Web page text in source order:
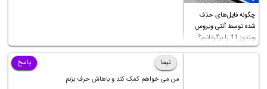
چگونه فایل‌های حذف
شده توسط آنتی ویروس
ویندوز 11 را برگردانیم؟
نیما
من می خواهم کمک کند و باهاش حرف بزنم
پاسخ